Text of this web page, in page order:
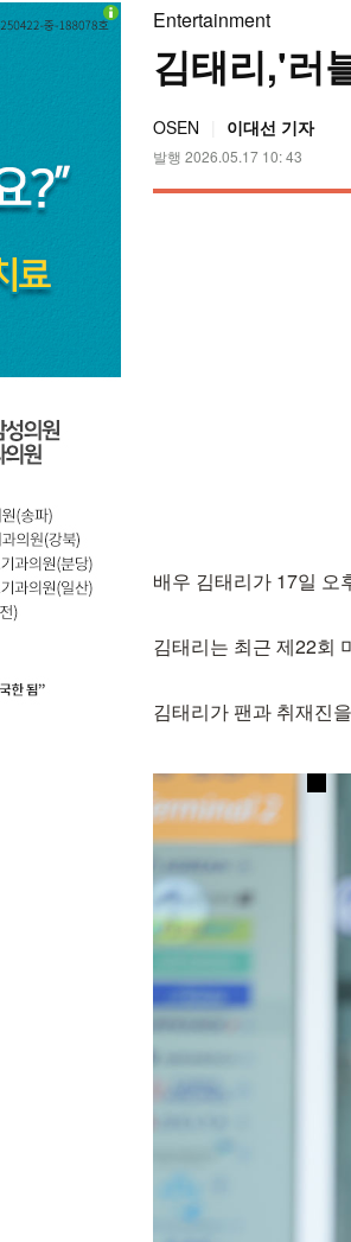
Entertainment
김태리,'러
OSEN 이대선 기자
발행 2026.05.17 10: 43
배우 김태리가 17일 오
김태리는 최근 제22회
김태리가 팬과 취재진